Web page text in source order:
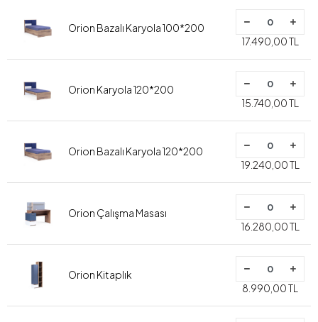
Orion Bazalı Karyola 100*200
17.490,00 TL
Orion Karyola 120*200
15.740,00 TL
Orion Bazalı Karyola 120*200
19.240,00 TL
Orion Çalışma Masası
16.280,00 TL
Orion Kitaplık
8.990,00 TL